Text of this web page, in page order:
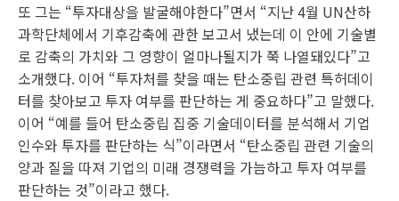
또 그는 “투자대상을 발굴해야한다”면서 “지난 4월 UN산하
과학단체에서 기후감축에 관한 보고서 냈는데 이 안에 기술별
로 감축의 가치와 그 영향이 얼마나될지가 쭉 나열돼있다”고
소개했다. 이어 “투자처를 찾을 때는 탄소중립 관련 특허데이
터를 찾아보고 투자 여부를 판단하는 게 중요하다”고 말했다.
이어 “예를 들어 탄소중립 집중 기술데이터를 분석해서 기업
인수와 투자를 판단하는 식”이라면서 “탄소중립 관련 기술의
양과 질을 따져 기업의 미래 경쟁력을 가늠하고 투자 여부를
판단하는 것”이라고 했다.